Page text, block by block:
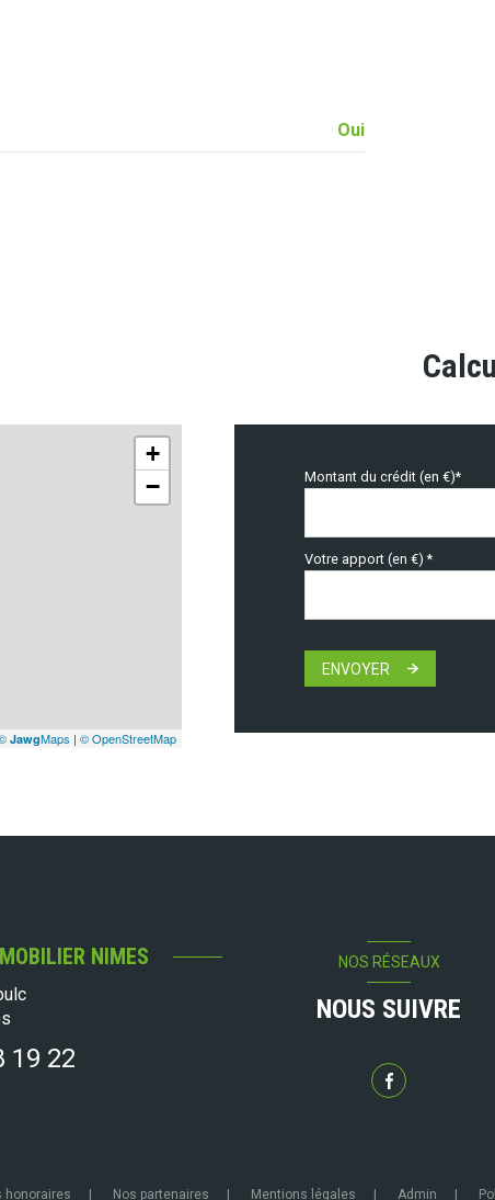
1 m²
Oui
+
−
JawgMaps | © OpenStreetMap
Montant du crédit (en €)*
Votre apport (en €) *
ENVOYER
NIMES
19 22
NOS RÉSEAUX
NOUS SUIVRE
honoraires Nos partenaires Mentions légales Admin